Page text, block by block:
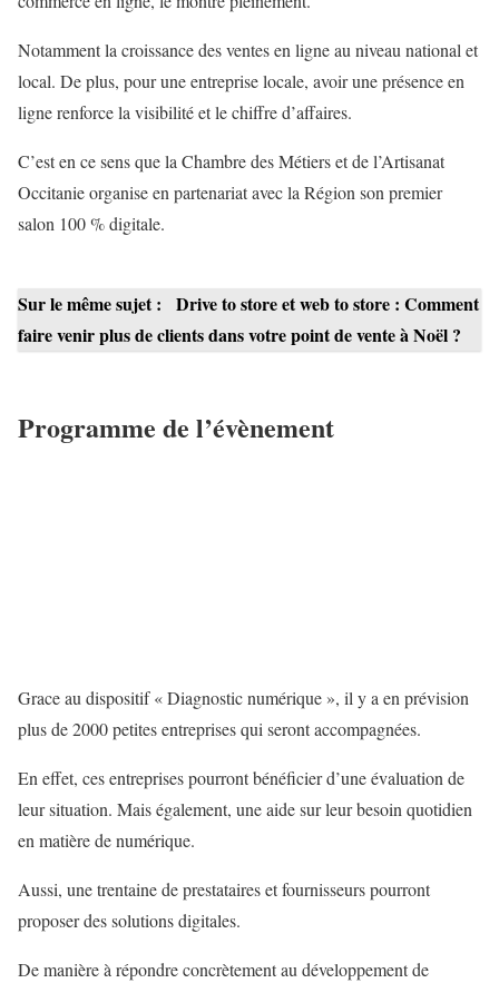
Notamment la croissance des ventes en ligne au niveau national et
local. De plus, pour une entreprise locale, avoir une présence en
ligne renforce la visibilité et le chiffre d’affaires.
C’est en ce sens que la Chambre des Métiers et de l’Artisanat
Occitanie organise en partenariat avec la Région son premier
salon 100 % digitale.
Sur le même sujet :
Drive to store et web to store : Comment
faire venir plus de clients dans votre point de vente à Noël ?
Programme de l’évènement
Grace au dispositif « Diagnostic numérique », il y a en prévision
plus de 2000 petites entreprises qui seront accompagnées.
En effet, ces entreprises pourront bénéficier d’une évaluation de
leur situation. Mais également, une aide sur leur besoin quotidien
en matière de numérique.
Aussi, une trentaine de prestataires et fournisseurs pourront
proposer des solutions digitales.
De manière à répondre concrètement au développement de